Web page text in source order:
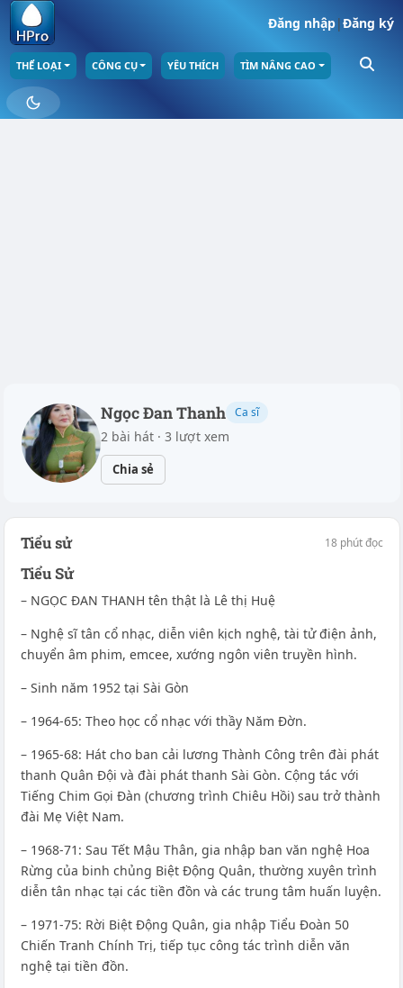
Đăng nhập|Đăng ký
THỂ LOẠI CÔNG CỤ YÊU THÍCH TÌM NÂNG CAO
Ngọc Đan Thanh Ca sĩ
2 bài hát · 3 lượt xem
Chia sẻ
Tiểu sử 18 phút đọc
Tiểu Sử
– NGỌC ĐAN THANH tên thật là Lê thị Huệ
– Nghệ sĩ tân cổ nhạc, diễn viên kịch nghệ, tài tử điện ảnh,
chuyển âm phim, emcee, xướng ngôn viên truyền hình.
– Sinh năm 1952 tại Sài Gòn
– 1964-65: Theo học cổ nhạc với thầy Năm Đờn.
– 1965-68: Hát cho ban cải lương Thành Công trên đài phát
thanh Quân Đội và đài phát thanh Sài Gòn. Cộng tác với
Tiếng Chim Gọi Đàn (chương trình Chiêu Hồi) sau trở thành
đài Mẹ Việt Nam.
– 1968-71: Sau Tết Mậu Thân, gia nhập ban văn nghệ Hoa
Rừng của binh chủng Biệt Động Quân, thường xuyên trình
diễn tân nhạc tại các tiền đồn và các trung tâm huấn luyện.
– 1971-75: Rời Biệt Động Quân, gia nhập Tiểu Đoàn 50
Chiến Tranh Chính Trị, tiếp tục công tác trình diễn văn
nghệ tại tiền đồn.